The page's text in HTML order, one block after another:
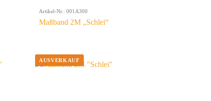
Artikel-Nr.: 001A300
Maßband 2M „Schlei“